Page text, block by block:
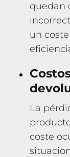
quedan
un
La
coste